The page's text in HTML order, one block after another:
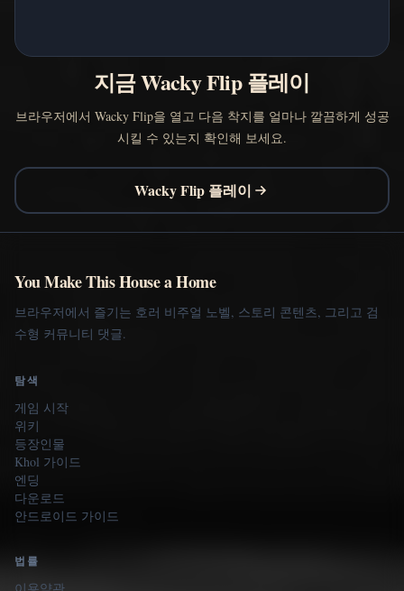
지금 Wacky Flip 플레이
브라우저에서 Wacky Flip을 열고 다음 착지를 얼마나 깔끔하게 성공
시킬 수 있는지 확인해 보세요.
Wacky Flip 플레이
You Make This House a Home
브라우저에서 즐기는 호러 비주얼 노벨, 스토리 콘텐츠, 그리고 검
수형 커뮤니티 댓글.
탐색
게임 시작
위키
등장인물
Khol 가이드
엔딩
다운로드
안드로이드 가이드
법률
이용약관